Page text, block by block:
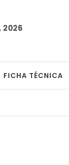
2026
FICHA TÉCNICA